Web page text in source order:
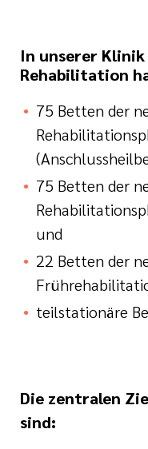
In unserer
Rehabilitation
75 Betten der
75 Betten der
und
22 Betten der
teilstationäre
Die zentralen
sind: